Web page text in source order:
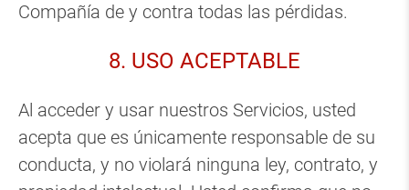
Compañía de y contra todas las pérdidas.
8. USO ACEPTABLE
Al acceder y usar nuestros Servicios, usted
acepta que es únicamente responsable de su
conducta, y no violará ninguna ley, contrato, y